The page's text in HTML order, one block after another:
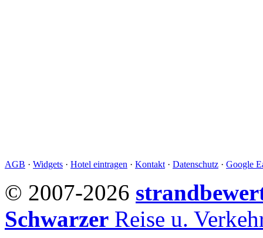
AGB · Widgets · Hotel eintragen · Kontakt · Datenschutz · Google
© 2007-2026
Schwarzer Reise u.